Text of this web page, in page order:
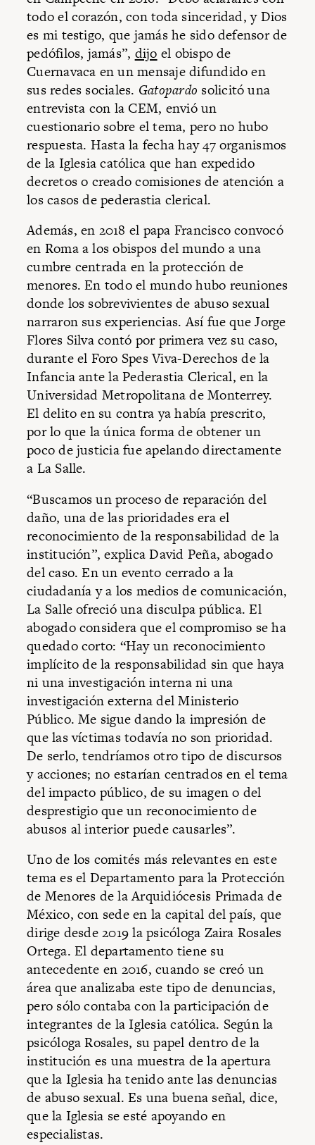
todo el corazón, con toda sinceridad, y Dios
es mi testigo, que jamás he sido defensor de
pedófilos, jamás”, dijo el obispo de
Cuernavaca en un mensaje difundido en
sus redes sociales. Gatopardo solicitó una
entrevista con la CEM, envió un
cuestionario sobre el tema, pero no hubo
respuesta. Hasta la fecha hay 47 organismos
de la Iglesia católica que han expedido
decretos o creado comisiones de atención a
los casos de pederastia clerical.
Además, en 2018 el papa Francisco convocó
en Roma a los obispos del mundo a una
cumbre centrada en la protección de
menores. En todo el mundo hubo reuniones
donde los sobrevivientes de abuso sexual
narraron sus experiencias. Así fue que Jorge
Flores Silva contó por primera vez su caso,
durante el Foro Spes Viva-Derechos de la
Infancia ante la Pederastia Clerical, en la
Universidad Metropolitana de Monterrey.
El delito en su contra ya había prescrito,
por lo que la única forma de obtener un
poco de justicia fue apelando directamente
a La Salle.
“Buscamos un proceso de reparación del
daño, una de las prioridades era el
reconocimiento de la responsabilidad de la
institución”, explica David Peña, abogado
del caso. En un evento cerrado a la
ciudadanía y a los medios de comunicación,
La Salle ofreció una disculpa pública. El
abogado considera que el compromiso se ha
quedado corto: “Hay un reconocimiento
implícito de la responsabilidad sin que haya
ni una investigación interna ni una
investigación externa del Ministerio
Público. Me sigue dando la impresión de
que las víctimas todavía no son prioridad.
De serlo, tendríamos otro tipo de discursos
y acciones; no estarían centrados en el tema
del impacto público, de su imagen o del
desprestigio que un reconocimiento de
abusos al interior puede causarles”.
Uno de los comités más relevantes en este
tema es el Departamento para la Protección
de Menores de la Arquidiócesis Primada de
México, con sede en la capital del país, que
dirige desde 2019 la psicóloga Zaira Rosales
Ortega. El departamento tiene su
antecedente en 2016, cuando se creó un
área que analizaba este tipo de denuncias,
pero sólo contaba con la participación de
integrantes de la Iglesia católica. Según la
psicóloga Rosales, su papel dentro de la
institución es una muestra de la apertura
que la Iglesia ha tenido ante las denuncias
de abuso sexual. Es una buena señal, dice,
que la Iglesia se esté apoyando en
especialistas.